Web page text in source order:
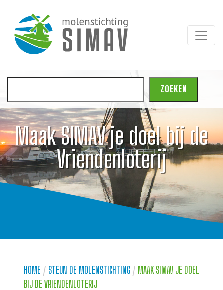
ZOEKEN
Maak SIMAV je doel bij de
Vriendenloterij
HOME / STEUN DE MOLENSTICHTING / MAAK SIMAV JE DOEL
BIJ DE VRIENDENLOTERIJ